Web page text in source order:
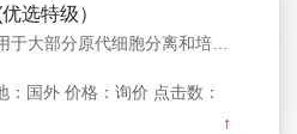
选特级）
：国外 价格：询价 点击数：
↑